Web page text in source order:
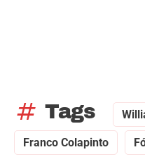
tag Tags
Franco Colapinto